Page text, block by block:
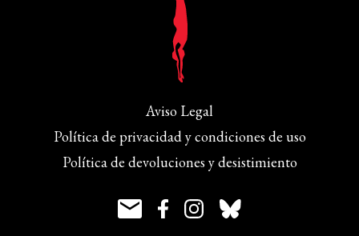
Aviso Legal
Política de privacidad y condiciones de uso
Política de devoluciones y desistimiento